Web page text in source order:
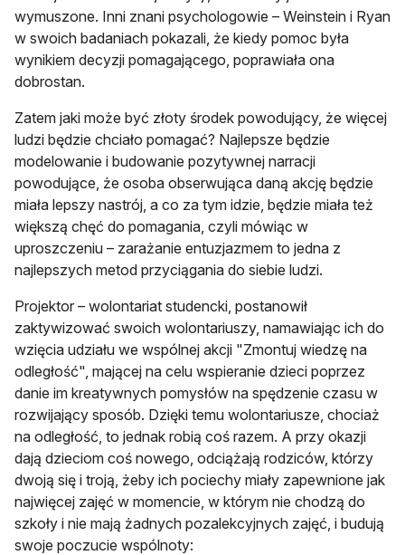
wymuszone. Inni znani psychologowie – Weinstein i Ryan
w swoich badaniach pokazali, że kiedy pomoc była
wynikiem decyzji pomagającego, poprawiała ona
dobrostan.
Zatem jaki może być złoty środek powodujący, że więcej
ludzi będzie chciało pomagać? Najlepsze będzie
modelowanie i budowanie pozytywnej narracji
powodujące, że osoba obserwująca daną akcję będzie
miała lepszy nastrój, a co za tym idzie, będzie miała też
większą chęć do pomagania, czyli mówiąc w
uproszczeniu – zarażanie entuzjazmem to jedna z
najlepszych metod przyciągania do siebie ludzi.
Projektor – wolontariat studencki, postanowił
zaktywizować swoich wolontariuszy, namawiając ich do
wzięcia udziału we wspólnej akcji "Zmontuj wiedzę na
odległość", mającej na celu wspieranie dzieci poprzez
danie im kreatywnych pomysłów na spędzenie czasu w
rozwijający sposób. Dzięki temu wolontariusze, chociaż
na odległość, to jednak robią coś razem. A przy okazji
dają dzieciom coś nowego, odciążają rodziców, którzy
dwoją się i troją, żeby ich pociechy miały zapewnione jak
najwięcej zajęć w momencie, w którym nie chodzą do
szkoły i nie mają żadnych pozalekcyjnych zajęć, i budują
swoje poczucie wspólnoty: